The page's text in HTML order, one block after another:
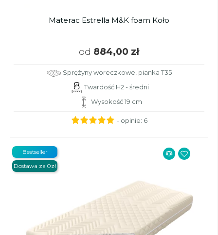
Materac Estrella M&K foam Koło
od 884,00 zł
Sprężyny woreczkowe, pianka T35
Twardość H2 - średni
Wysokość 19 cm
- opinie: 6
Bestseller
Dostawa za 0zł